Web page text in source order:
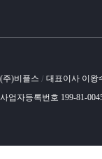
(주)비플스 / 대표이사 이왕
사업자등록번호 199-81-